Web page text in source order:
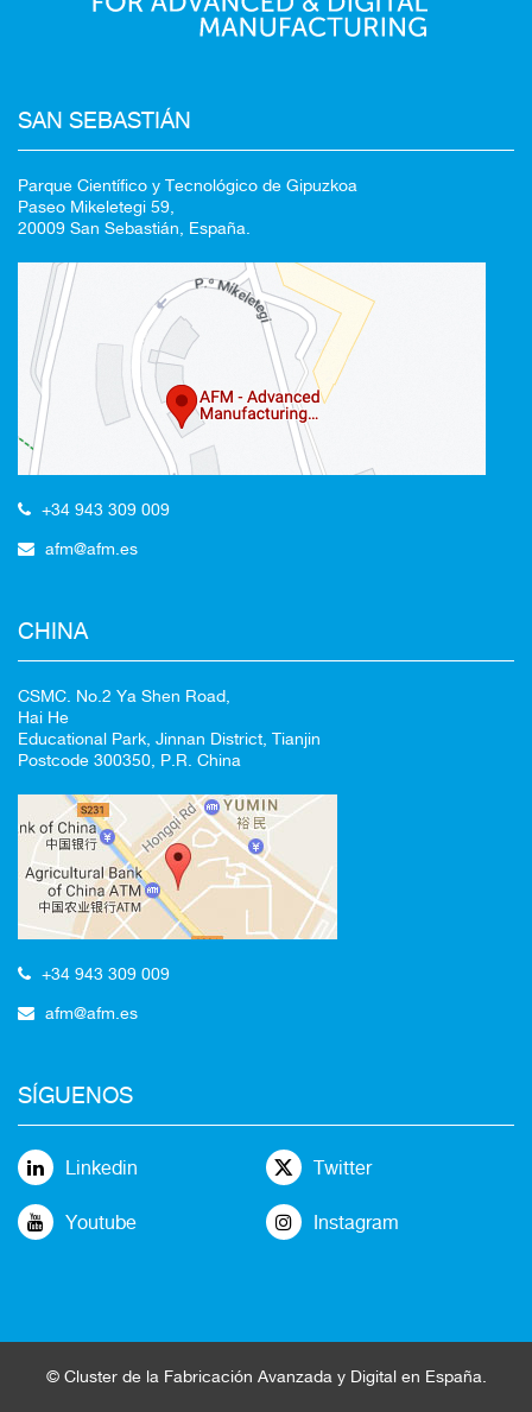
100%
CANCELAR
SAN SEBASTIÁN
Parque Científico y Tecnológico de Gipuzkoa
Paseo Mikeletegi 59,
20009 San Sebastián, España.
+34 943 309 009
afm@afm.es
CHINA
CSMC. No.2 Ya Shen Road,
Hai He
Educational Park, Jinnan District, Tianjin
Postcode 300350, P.R. China
+34 943 309 009
afm@afm.es
SÍGUENOS
Linkedin Twitter
Youtube Instagram
© Clusterde la Fabricación Avanzada y Digital en España